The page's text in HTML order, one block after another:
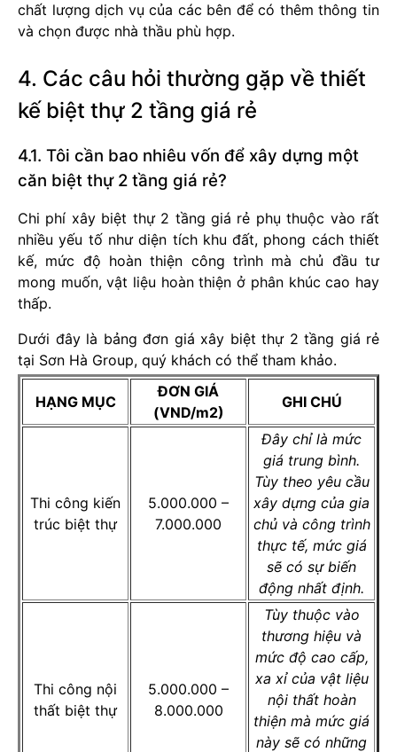
chất lượng dịch vụ của các bên để có thêm thông tin
và chọn được nhà thầu phù hợp.
4. Các câu hỏi thường gặp về thiết
kế biệt thự 2 tầng giá rẻ
4.1. Tôi cần bao nhiêu vốn để xây dựng một
căn biệt thự 2 tầng giá rẻ?
Chi phí xây biệt thự 2 tầng giá rẻ phụ thuộc vào rất
nhiều yếu tố như diện tích khu đất, phong cách thiết
kế, mức độ hoàn thiện công trình mà chủ đầu tư
mong muốn, vật liệu hoàn thiện ở phân khúc cao hay
thấp.
Dưới đây là bảng đơn giá xây biệt thự 2 tầng giá rẻ
tại Sơn Hà Group, quý khách có thể tham khảo.
HẠNG MỤC
ĐƠN GIÁ
(VND/m2)
GHI CHÚ
Thi công kiến
trúc biệt thự
5.000.000 –
7.000.000
Đây chỉ là mức
giá trung bình.
Tùy theo yêu cầu
xây dựng của gia
chủ và công trình
thực tế, mức giá
sẽ có sự biến
động nhất định.
Thi công nội
thất biệt thự
5.000.000 –
8.000.000
Tùy thuộc vào
thương hiệu và
mức độ cao cấp,
xa xỉ của vật liệu
nội thất hoàn
thiện mà mức giá
này sẽ có những